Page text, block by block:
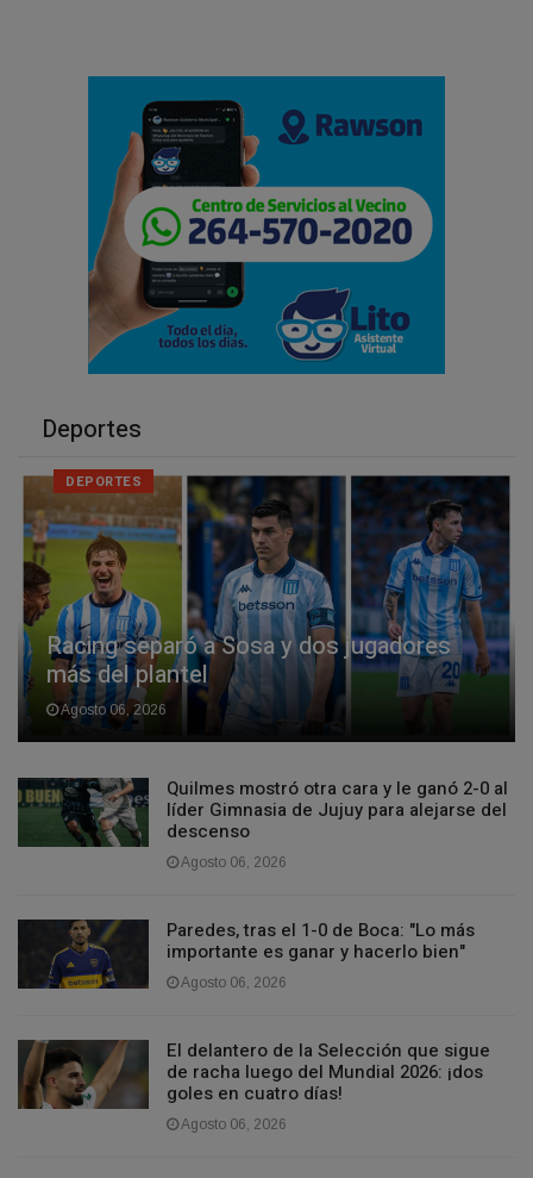
Deportes
DEPORTES
Racing separó a Sosa y dos jugadores
más del plantel
Agosto 06, 2026
Quilmes mostró otra cara y le ganó 2-0 al
líder Gimnasia de Jujuy para alejarse del
descenso
Agosto 06, 2026
Paredes, tras el 1-0 de Boca: "Lo más
importante es ganar y hacerlo bien"
Agosto 06, 2026
El delantero de la Selección que sigue
de racha luego del Mundial 2026: ¡dos
goles en cuatro días!
Agosto 06, 2026